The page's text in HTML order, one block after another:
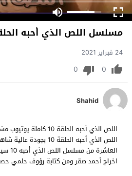
مسلسل اللص الذي أحبه الحلقة
24 فبراير 2021
0
0
Shahid
اللص الذي أحبه الحلقة
اخراج أحمد صقر ومن كتابة رؤوف حلمي